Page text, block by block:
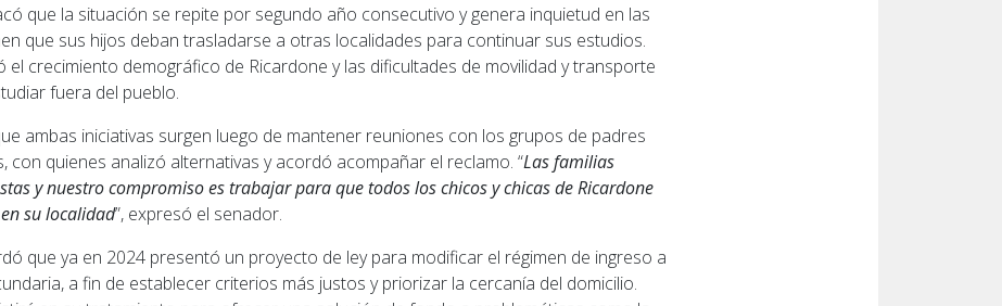
que la situación se repite por segundo año consecutivo y genera inquietud en las
que sus hijos deban trasladarse a otras localidades para continuar sus estudios.
el crecimiento demográfico de Ricardone y las dificultades de movilidad y transporte
fuera del pueblo.
ambas iniciativas surgen luego de mantener reuniones con los grupos de padres
con quienes analizó alternativas y acordó acompañar el reclamo. “Las familias
y nuestro compromiso es trabajar para que todos los chicos y chicas de Ricardone
su localidad”, expresó el senador.
que ya en 2024 presentó un proyecto de ley para modificar el régimen de ingreso a
a fin de establecer criterios más justos y priorizar la cercanía del domicilio.